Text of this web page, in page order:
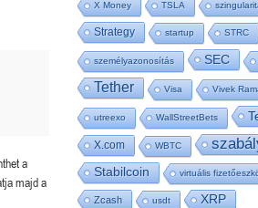
a
majd a
X Money TSLA
Strategy startup STRC
személyazonosítás SEC
Tether Visa Vivek
utreexo WallStreetBets
X.com WBTC
Stabilcoin virtuális
Zcash usdt XRP